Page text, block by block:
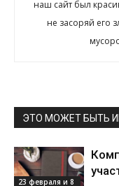
наш сайт был
не засоряй его
ЭТО МОЖЕТ БЫТЬ
23 февраля и 8